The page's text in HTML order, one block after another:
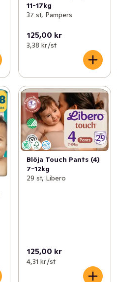
11-17kg
37 st, Pampers
125,00 kr
3,38 kr /st
Blöja Touch Pants (4)
7-12kg
29 st, Libero
125,00 kr
4,31 kr /st